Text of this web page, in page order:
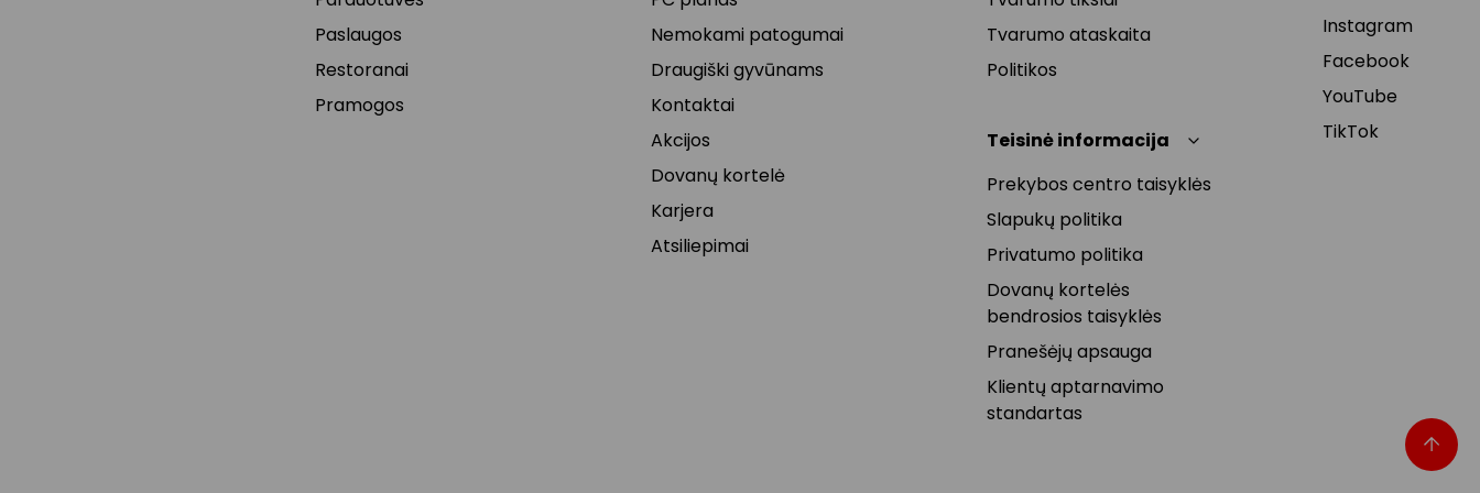
Paslaugos
Restoranai
Pramogos
Nemokami patogumai
Draugiški gyvūnams
Kontaktai
Akcijos
Dovanų kortelė
Karjera
Atsiliepimai
Tvarumo ataskaita
Politikos
Teisinė informacija
Prekybos centro taisyklės
Slapukų politika
Privatumo politika
Dovanų kortelės
bendrosios taisyklės
Pranešėjų apsauga
Klientų aptarnavimo
standartas
Instagram
Facebook
YouTube
TikTok